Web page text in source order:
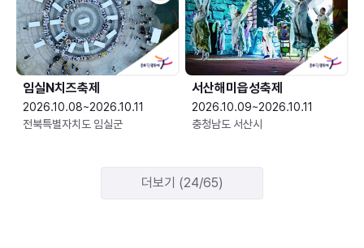
임실N치즈축제
2026.10.08~2026.10.11
전북특별자치도 임실군
서산해미읍성축제
2026.10.09~2026.10.11
충청남도 서산시
더보기 (24/65)